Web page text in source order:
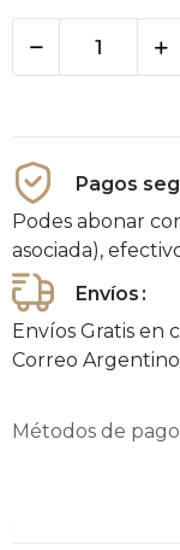
Pagos
Podes abonar
asociada),
Envíos
Envíos Gratis en
Correo
Métodos de